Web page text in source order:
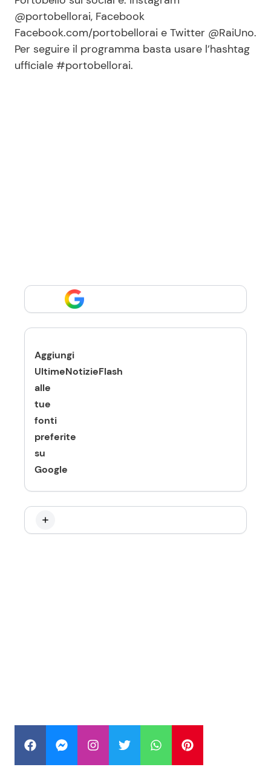
@portobellorai, Facebook
Facebook.com/portobellorai e Twitter @RaiUno.
Per seguire il programma basta usare l’hashtag
ufficiale #portobellorai.
Aggiungi
UltimeNotizieFlash
alle
tue
fonti
preferite
su
Google